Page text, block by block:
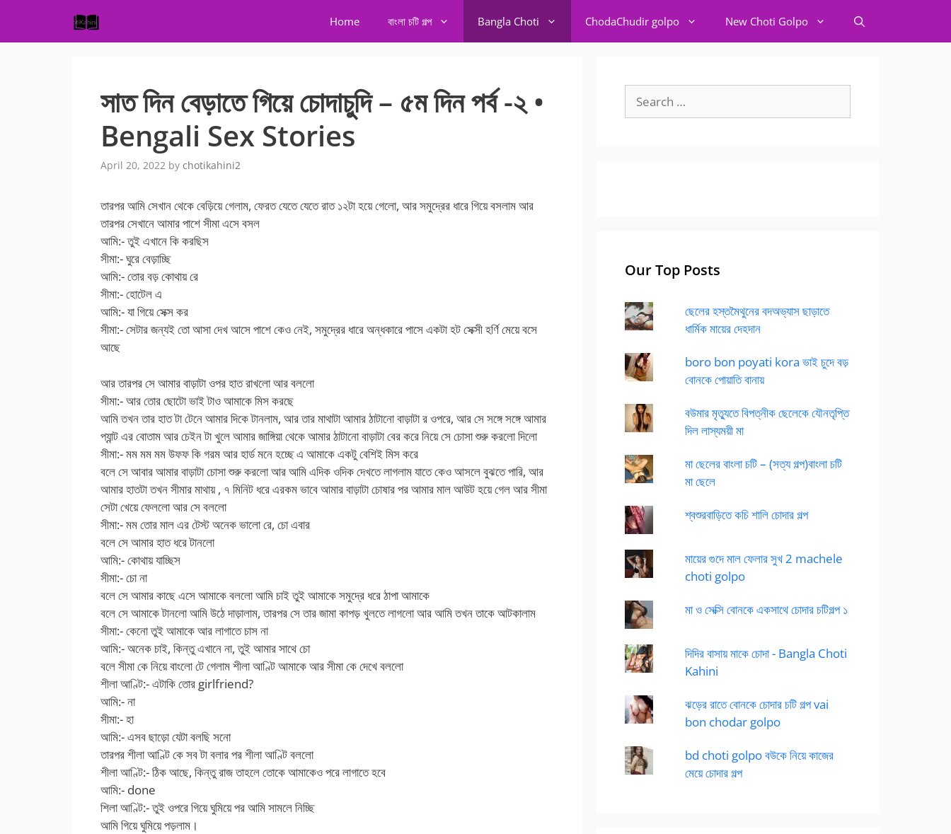
content
Home বাংলা চটি গল্প Bangla Choti ChodaChudir golpo New Choti Golpo
সাত দিন বেড়াতে গিয়ে চোদাচুদি – ৫ম দিন পর্ব -২ •
Bengali Sex Stories
April 20, 2022 by chotikahini2
তারপর আমি সেখান থেকে বেড়িয়ে গেলাম, ফেরত যেতে যেতে রাত ১২টা হয়ে গেলো, আর সমুদ্রের ধারে গিয়ে বসলাম আর
তারপর সেখানে আমার পাশে সীমা এসে বসল
আমি:- তুই এখানে কি করছিস
সীমা:- ঘুরে বেড়াচ্ছি
আমি:- তোর বড় কোথায় রে
সীমা:- হোটেল এ
আমি:- যা গিয়ে সেক্স কর
সীমা:- সেটার জন্যই তো আসা দেখ আসে পাশে কেও নেই, সমুদ্রের ধারে অন্ধকারে পাসে একটা হট সেক্সী হর্ণি মেয়ে বসে
আছে
আর তারপর সে আমার বাড়াটা ওপর হাত রাখলো আর বললো
সীমা:- আর তোর ছোটো ভাই টাও আমাকে মিস করছে
আমি তখন তার হাত টা টেনে আমার দিকে টানলাম, আর তার মাথাটা আমার ঠাটানো বাড়াটা র ওপরে, আর সে সঙ্গে সঙ্গে আমার
প্যান্ট এর বোতাম আর চেইন টা খুলে আমার জাঙ্গিয়া থেকে আমার ঠাটানো বাড়াটা বের করে নিয়ে সে চোসা শুরু করলো দিলো
সীমা:- মম মম মম উফফ কি গরম আর হার্ড মনে হচ্ছে এ আমাকে একটু বেশিই মিস করে
বলে সে আবার আমার বাড়াটা চোসা শুরু করলো আর আমি এদিক ওদিক দেখতে লাগলাম যাতে কেও আসলে বুঝতে পারি, আর
আমার হাতটা তখন সীমার মাথায় , ৭ মিনিট ধরে এরকম ভাবে আমার বাড়াটা চোষার পর আমার মাল আউট হয়ে গেল আর সীমা
সেটা খেয়ে ফেললো আর সে বললো
সীমা:- মম তোর মাল এর টেস্ট অনেক ভালো রে, চো এবার
বলে সে আমার হাত ধরে টানলো
আমি:- কোথায় যাচ্ছিস
সীমা:- চো না
বলে সে আমার কাছে এসে আমাকে বললো আমি চাই তুই আমাকে সমুদ্রে ধরে ঠাপা আমাকে
বলে সে আমাকে টানলো আমি উঠে দাড়ালাম, তারপর সে তার জামা কাপড় খুলতে লাগলো আর আমি তখন তাকে আটকালাম
সীমা:- কেনো তুই আমাকে আর লাগাতে চাস না
আমি:- অনেক চাই, কিন্তু এখানে না, তুই আমার সাথে চো
বলে সীমা কে নিয়ে বাংলো টে গেলাম শীলা আণ্টি আমাকে আর সীমা কে দেখে বললো
শীলা আণ্টি:- এটাকি তোর girlfriend?
আমি:- না
সীমা:- হা
আমি:- এসব ছাড়ো যেটা বলছি সনো
তারপর শীলা আণ্টি কে সব টা বলার পর শীলা আণ্টি বললো
শীলা আণ্টি:- ঠিক আছে, কিন্তু রাজ তাহলে তোকে আমাকেও পরে লাগাতে হবে
আমি:- done
শিলা আণ্টি:- তুই ওপরে গিয়ে ঘুমিয়ে পর আমি সামলে নিচ্ছি
আমি গিয়ে ঘুমিয়ে পড়লাম।
for:
Our Top Posts
ছেলের হস্তমৈথুনের বদঅভ্যাস ছাড়াতে
ধার্মিক মায়ের দেহদান
boro bon poyati kora ভাই চুদে বড়
বোনকে পোয়াতি বানায়
বউমার মৃত্যুতে বিপত্নীক ছেলেকে যৌনতৃপ্তি
দিল লাস্যময়ী মা
মা ছেলের বাংলা চটি – (সত্য গল্প)বাংলা চটি
মা ছেলে
শ্বশুরবাড়িতে কচি শালি চোদার গল্প
মায়ের গুদে মাল ফেলার সুখ 2 machele
choti golpo
মা ও সেক্সি বোনকে একসাথে চোদার চটিগল্প ১
দিদির বাসায় মাকে চোদা - Bangla Choti
Kahini
ঝড়ের রাতে বোনকে চোদার চটি গল্প vai
bon chodar golpo
bd choti golpo বউকে নিয়ে কাজের
মেয়ে চোদার গল্প